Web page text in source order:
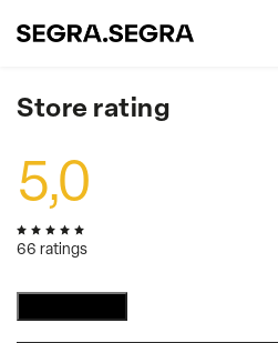
Store rating
5,0
66 ratings